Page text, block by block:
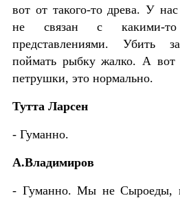
вот от такого-то древа. У
не связан с какими-то
представлениями. Убить
поймать рыбку жалко. А вот
петрушки, это нормально.
Тутта Ларсен
- Гуманно.
А.Владимиров
- Гуманно. Мы не Сыроеды,